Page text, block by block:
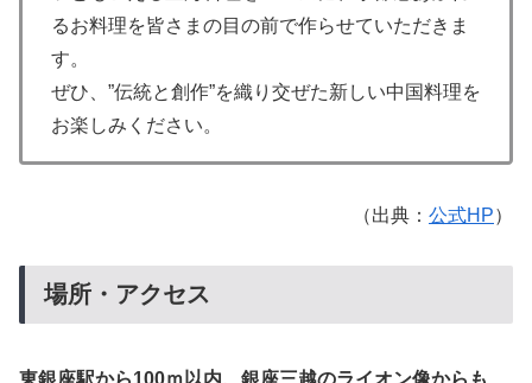
るお料理を皆さまの目の前で作らせていただきま
す。
ぜひ、”伝統と創作”を織り交ぜた新しい中国料理を
お楽しみください。
（出典： 公式HP）
場所・アクセス
東銀座駅から100ｍ以内、銀座三越のライオン像からも